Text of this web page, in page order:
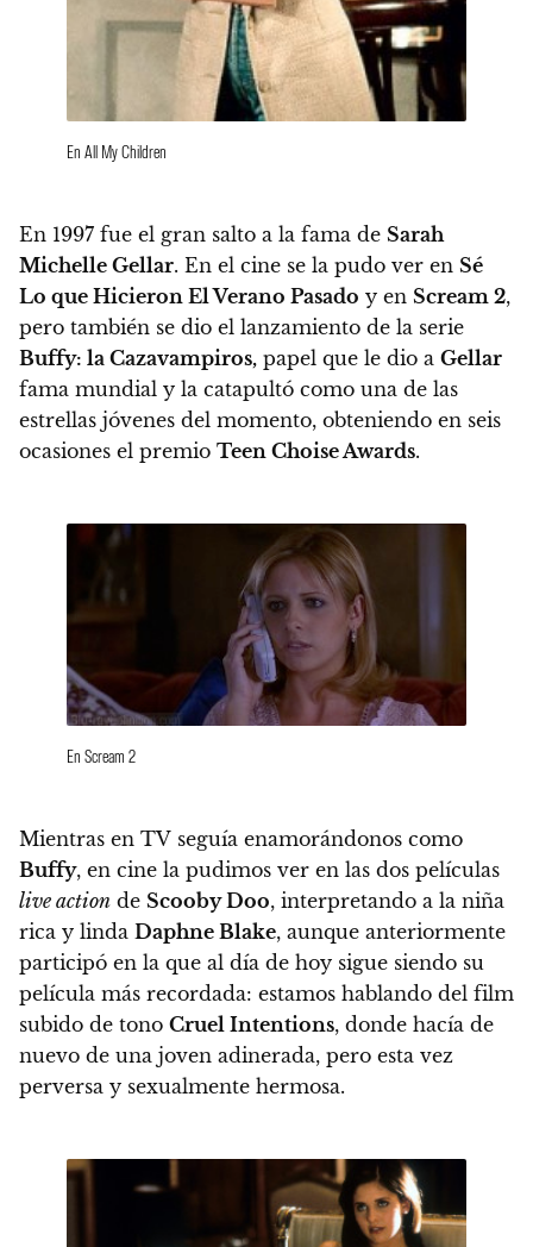
En All My Children
En 1997 fue el gran salto a la fama de Sarah
Michelle Gellar. En el cine se la pudo ver en Sé
Lo que Hicieron El Verano Pasado y en Scream 2,
pero también se dio el lanzamiento de la serie
Buffy: la Cazavampiros, papel que le dio a Gellar
fama mundial y la catapultó como una de las
estrellas jóvenes del momento, obteniendo en seis
ocasiones el premio Teen Choise Awards.
En Scream 2
Mientras en TV seguía enamorándonos como
Buffy, en cine la pudimos ver en las dos películas
live action de Scooby Doo, interpretando a la niña
rica y linda Daphne Blake, aunque anteriormente
participó en la que al día de hoy sigue siendo su
película más recordada: estamos hablando del film
subido de tono Cruel Intentions, donde hacía de
nuevo de una joven adinerada, pero esta vez
perversa y sexualmente hermosa.